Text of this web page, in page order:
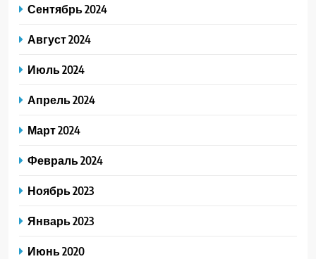
Сентябрь 2024
Август 2024
Июль 2024
Апрель 2024
Март 2024
Февраль 2024
Ноябрь 2023
Январь 2023
Июнь 2020